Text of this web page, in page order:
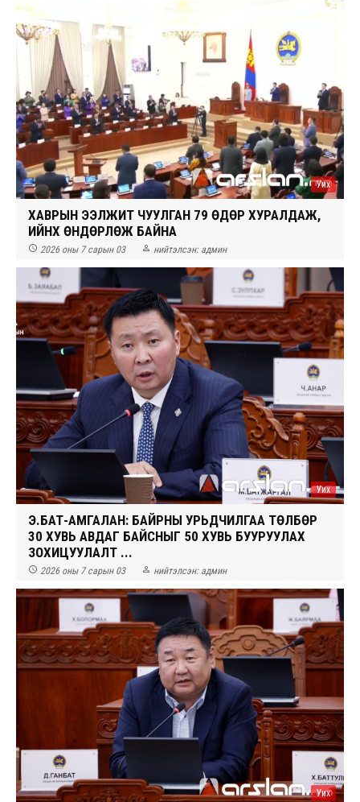
Уих
ХАВРЫН ЭЭЛЖИТ ЧУУЛГАН 79 ӨДӨР ХУРАЛДАЖ,
ИЙНХҮҮ ӨНДӨРЛӨЖ БАЙНА
 2026 оны 7 сарын 03  нийтэлсэн: админ
Уих
Э.БАТ-АМГАЛАН: БАЙРНЫ УРЬДЧИЛГАА ТӨЛБӨР
30 ХУВЬ АВДАГ БАЙСНЫГ 50 ХУВЬ БУУРУУЛАХ
ЗОХИЦУУЛАЛТ ...
 2026 оны 7 сарын 03  нийтэлсэн: админ
Уих